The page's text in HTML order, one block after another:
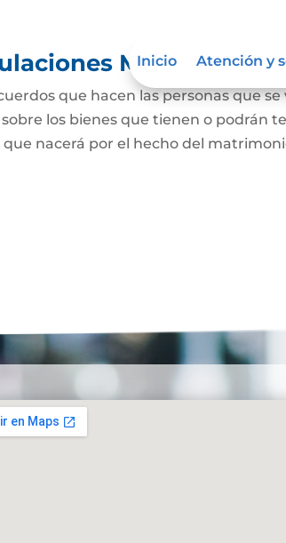
Inicio Atención y
que hacen las personas que
los bienes que tienen o podrán
nacerá por el hecho del